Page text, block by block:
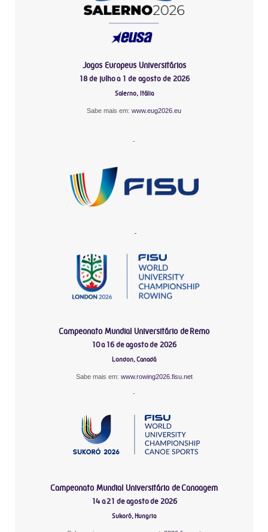
Jogos Europeus Universitários
18 de julho a 1 de agosto de 2026
Salerno, Itália
Sabe mais em: www.eug2026.eu
-
-
Campeonato Mundial Universitário de Remo
10 a 16 de agosto de 2026
London, Canadá
Sabe mais em: www.rowing2026.fisu.net
-
Campeonato Mundial Universitário de Canoagem
14 a 21 de agosto de 2026
Sukoró, Hungria